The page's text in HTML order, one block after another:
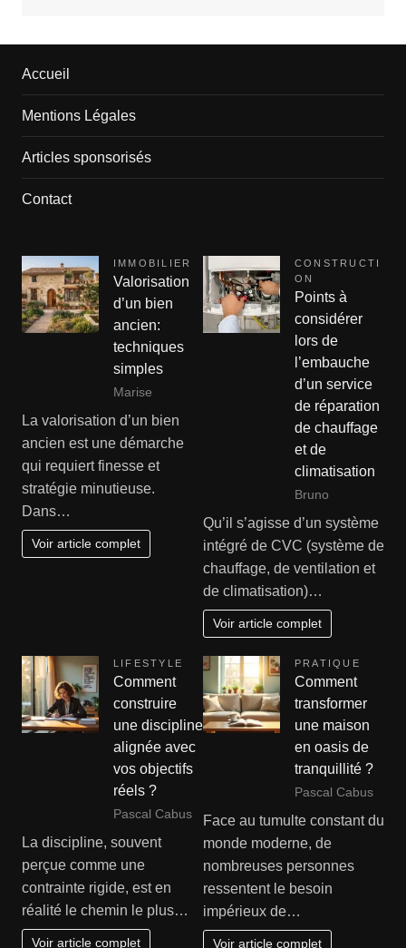
Accueil
Mentions Légales
Articles sponsorisés
Contact
IMMOBILIER
Valorisation
d’un bien
ancien:
techniques
simples
Marise
La valorisation d’un bien
ancien est une démarche
qui requiert finesse et
stratégie minutieuse.
Dans…
Voir article complet
CONSTRUCTI
ON
Points à
considérer
lors de
l’embauche
d’un service
de réparation
de chauffage
et de
climatisation
Bruno
Qu’il s’agisse d’un système
intégré de CVC (système de
chauffage, de ventilation et
de climatisation)…
Voir article complet
LIFESTYLE
Comment
construire
une discipline
alignée avec
vos objectifs
réels ?
Pascal Cabus
La discipline, souvent
perçue comme une
contrainte rigide, est en
réalité le chemin le plus…
Voir article complet
PRATIQUE
Comment
transformer
une maison
en oasis de
tranquillité ?
Pascal Cabus
Face au tumulte constant du
monde moderne, de
nombreuses personnes
ressentent le besoin
impérieux de…
Voir article complet